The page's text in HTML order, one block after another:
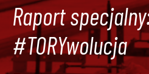
Raport
#TORYwolucja